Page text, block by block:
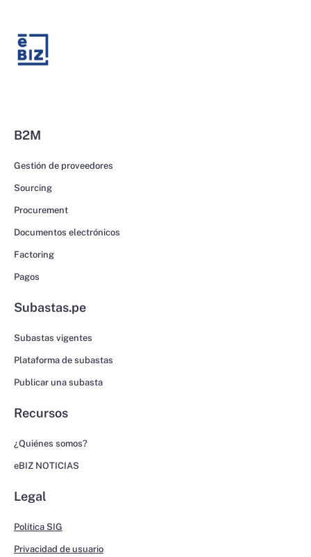
B2M
Gestión de proveedores
Sourcing
Procurement
Documentos electrónicos
Factoring
Pagos
Subastas.pe
Subastas vigentes
Plataforma de subastas
Publicar una subasta
Recursos
¿Quiénes somos?
eBIZ NOTICIAS
Legal
Política SIG
Privacidad de usuario